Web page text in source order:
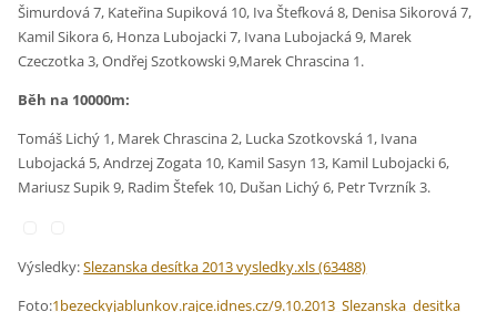
Šimurdová 7, Kateřina Supiková 10, Iva Štefková 8, Denisa Sikorová 7,
Kamil Sikora 6, Honza Lubojacki 7, Ivana Lubojacká 9, Marek
Czeczotka 3, Ondřej Szotkowski 9,Marek Chrascina 1.
Běh na 10000m:
Tomáš Lichý 1, Marek Chrascina 2, Lucka Szotkovská 1, Ivana
Lubojacká 5, Andrzej Zogata 10, Kamil Sasyn 13, Kamil Lubojacki 6,
Mariusz Supik 9, Radim Štefek 10, Dušan Lichý 6, Petr Tvrzník 3.
Výsledky:Slezanska desítka 2013 vysledky.xls (63488)
Foto:1bezeckyjablunkov.rajce.idnes.cz/9.10.2013_Slezanska_desitka